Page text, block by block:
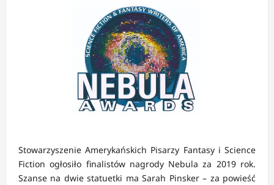
Stowarzyszenie Amerykańskich Pisarzy Fantasy i Science
Fiction ogłosiło finalistów nagrody Nebula za 2019 rok.
Szanse na dwie statuetki ma Sarah Pinsker – za powieść